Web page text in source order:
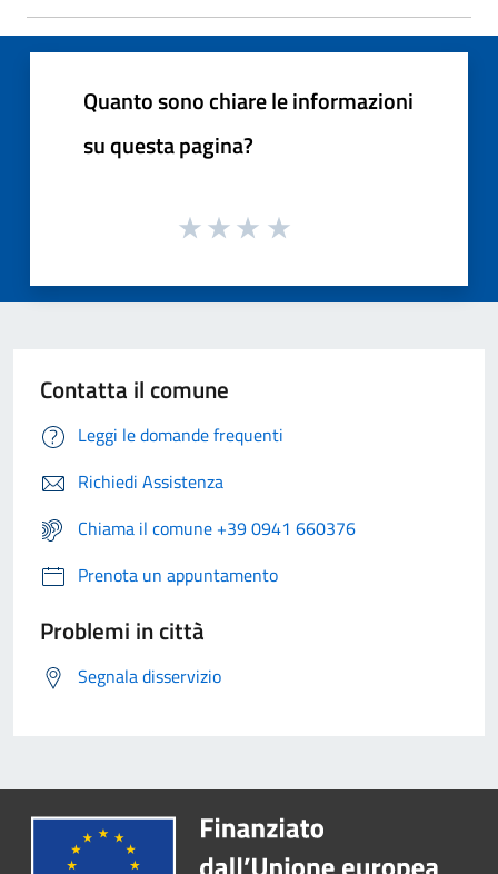
Quanto sono chiare le informazioni
su questa pagina?
Contatta il comune
Leggi le domande frequenti
Richiedi Assistenza
Chiama il comune +39 0941 660376
Prenota un appuntamento
Problemi in città
Segnala disservizio